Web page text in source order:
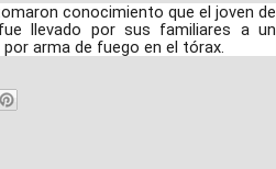
conocimiento que el joven de
llevado por sus familiares a un
arma de fuego en el tórax.